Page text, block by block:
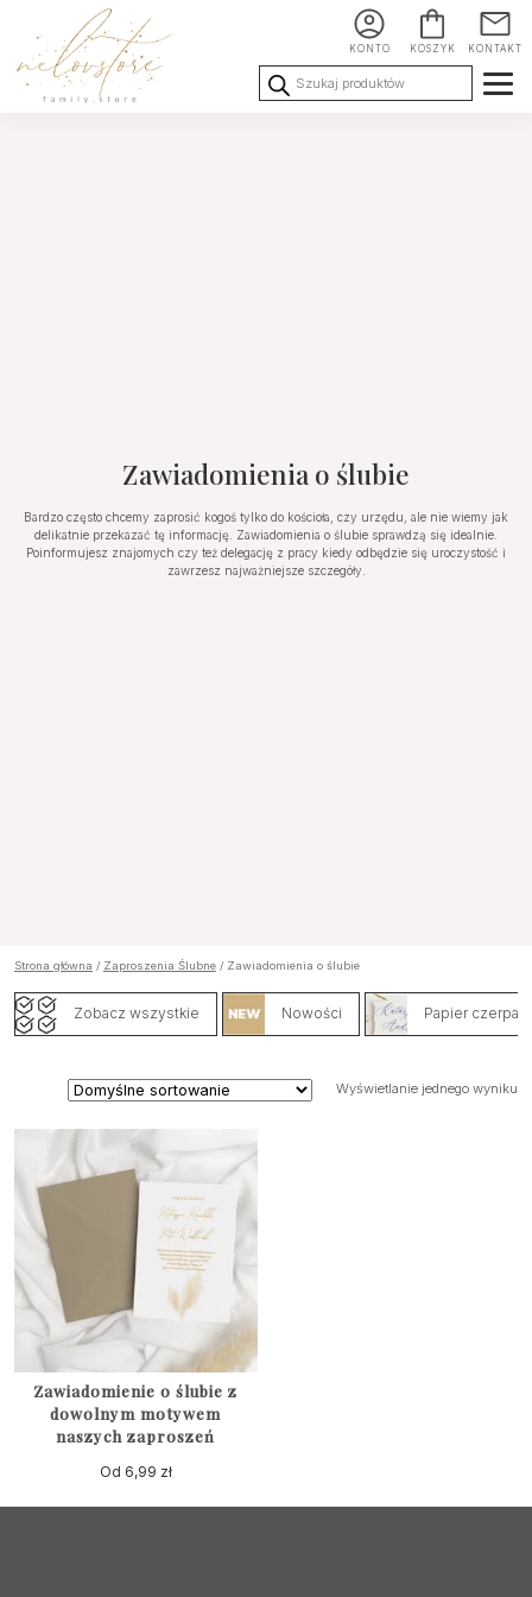
KONTO KOSZYK KONTAKT
Wyszukiwarka
produktów
Zawiadomienia o ślubie
Bardzo często chcemy zaprosić kogoś tylko do kościoła, czy urzędu, ale nie wiemy jak
delikatnie przekazać tę informację. Zawiadomienia o ślubie sprawdzą się idealnie.
Poinformujesz znajomych czy też delegację z pracy kiedy odbędzie się uroczystość i
zawrzesz najważniejsze szczegóły.
Strona główna / Zaproszenia Ślubne / Zawiadomienia o ślubie
Zobacz wszystkie Nowości Papier
Wyświetlanie jednego wyniku
Zawiadomienie o ślubie z
dowolnym motywem
naszych zaproszeń
Od 6,99 zł